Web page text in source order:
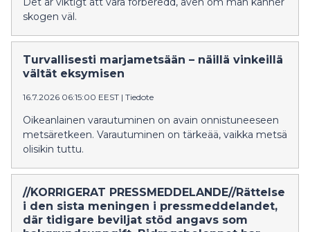
skogen väl.
Turvallisesti marjametsään – näillä vinkeillä
vältät eksymisen
16.7.2026 06:15:00 EEST | Tiedote
Oikeanlainen varautuminen on avain onnistuneeseen
metsäretkeen. Varautuminen on tärkeää, vaikka metsä
olisikin tuttu.
//KORRIGERAT PRESSMEDDELANDE//Rättelse
i den sista meningen i pressmeddelandet,
där tidigare beviljat stöd angavs som